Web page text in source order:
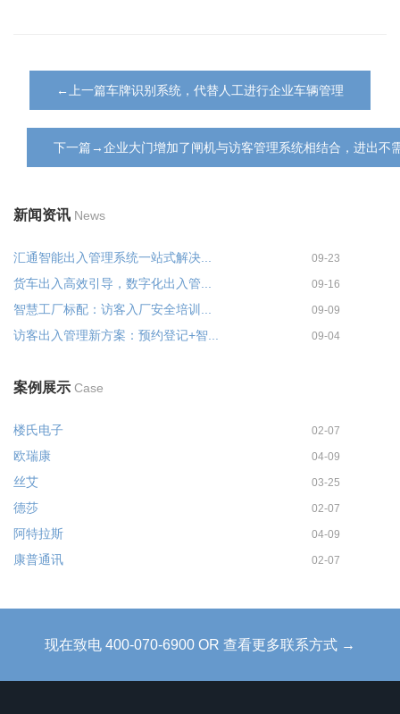
←上一篇车牌识别系统，代替人工进行企业车辆管理
下一篇→企业大门增加了闸机与访客管理系统相结合，进出不
新闻资讯 News
汇通智能出入管理系统一站式解决... 09-23
货车出入高效引导，数字化出入管... 09-16
智慧工厂标配：访客入厂安全培训... 09-09
访客出入管理新方案：预约登记+智... 09-04
案例展示 Case
楼氏电子 02-07
欧瑞康 04-09
丝艾 03-25
德莎 02-07
阿特拉斯 04-09
康普通讯 02-07
现在致电 400-070-6900 OR 查看更多联系方式 →